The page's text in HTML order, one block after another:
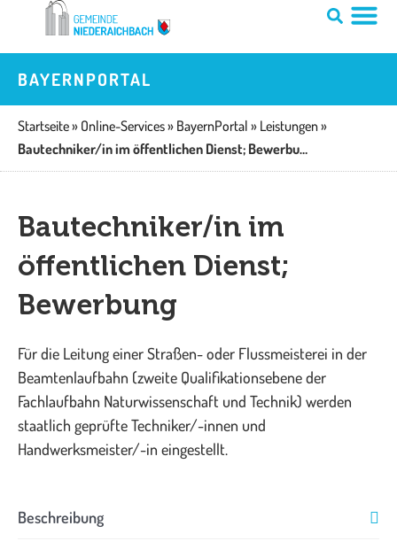
springen
BAYERNPORTAL
Startseite» Online-Services» BayernPortal » Leistungen»
Bautechniker/in im öffentlichen Dienst; Bewerbung
Bautechniker/in im
öffentlichen Dienst;
Bewerbung
Für die Leitung einer Straßen- oder Flussmeisterei in der
Beamtenlaufbahn (zweite Qualifikationsebene der
Fachlaufbahn Naturwissenschaft und Technik) werden
staatlich geprüfte Techniker/-innen und
Handwerksmeister/-in eingestellt.
Beschreibung